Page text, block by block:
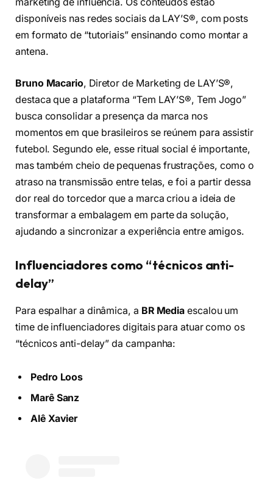
disponíveis nas redes sociais da LAY’S®, com posts
em formato de “tutoriais” ensinando como montar a
antena.
Bruno Macario, Diretor de Marketing de LAY’S®,
destaca que a plataforma “Tem LAY’S®, Tem Jogo”
busca consolidar a presença da marca nos
momentos em que brasileiros se reúnem para assistir
futebol. Segundo ele, esse ritual social é importante,
mas também cheio de pequenas frustrações, como o
atraso na transmissão entre telas, e foi a partir dessa
dor real do torcedor que a marca criou a ideia de
transformar a embalagem em parte da solução,
ajudando a sincronizar a experiência entre amigos.
Influenciadores como “técnicos anti-
delay”
Para espalhar a dinâmica, a BR Media escalou um
time de influenciadores digitais para atuar como os
“técnicos anti-delay” da campanha:
Pedro Loos
Marê Sanz
Alê Xavier